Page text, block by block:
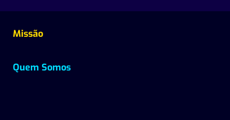
Missão
Quem Somos